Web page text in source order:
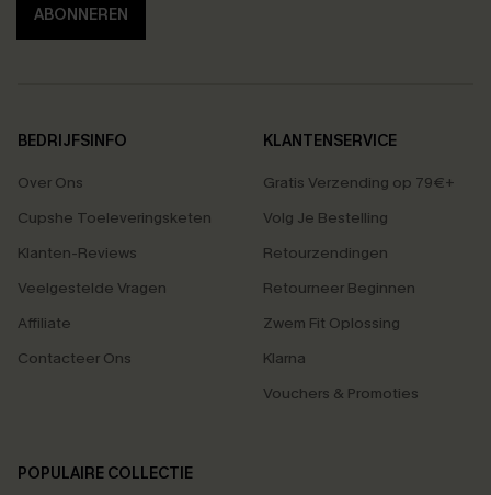
ABONNEREN
BEDRIJFSINFO
Over Ons
Cupshe Toeleveringsketen
Klanten-Reviews
Veelgestelde Vragen
Affiliate
Contacteer Ons
KLANTENSERVICE
Gratis Verzending op 79€+
Volg Je Bestelling
Retourzendingen
Retourneer Beginnen
Zwem Fit Oplossing
Klarna
Vouchers & Promoties
POPULAIRE COLLECTIE